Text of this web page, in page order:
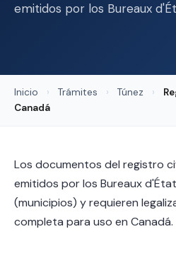
emitidos por los Bureaux
Inicio › Trámites › Túnez ›
Canadá
Los documentos del registro
emitidos por los Bureaux
(municipios) y requieren
completa para uso en Canadá.